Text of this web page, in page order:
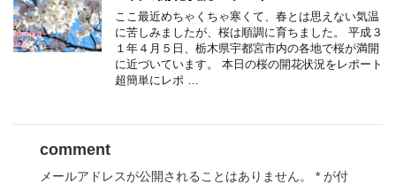
ここ最近めちゃくちゃ寒くて、春とは思えない気温
に苦しみましたが、桜は順調に育ちました。 平成３
１年４月５日、栃木県宇都宮市内の各地で桜が満開
に近づいています。 本日の桜の開花状況をレポート
超簡単にレポ …
comment
メールアドレスが公開されることはありません。 * が付